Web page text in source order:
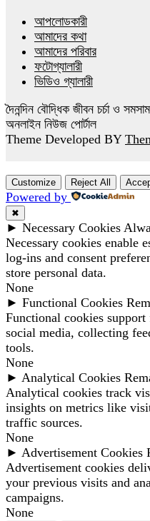
আপলোডকারী
আমাদের কথা
আমাদের পরিবার
ফটোগ্যালারী
ভিডিও গ্যালারী
দৈনন্দিন বৌদ্ধিক জীবন চর্চা ও
অনলাইন নিউজ পোর্টাল
Theme Developed BY
Customize Reject All
Powered by
✖
► Necessary Cookies
Necessary cookies enable
log-ins and consent
store personal data.
None
► Functional Cookies
Functional cookies
social media, collecting
tools.
None
► Analytical Cookies
Analytical cookies track
insights on metrics like
traffic sources.
None
► Advertisement Cookies
Advertisement cookies
your previous visits and
campaigns.
None